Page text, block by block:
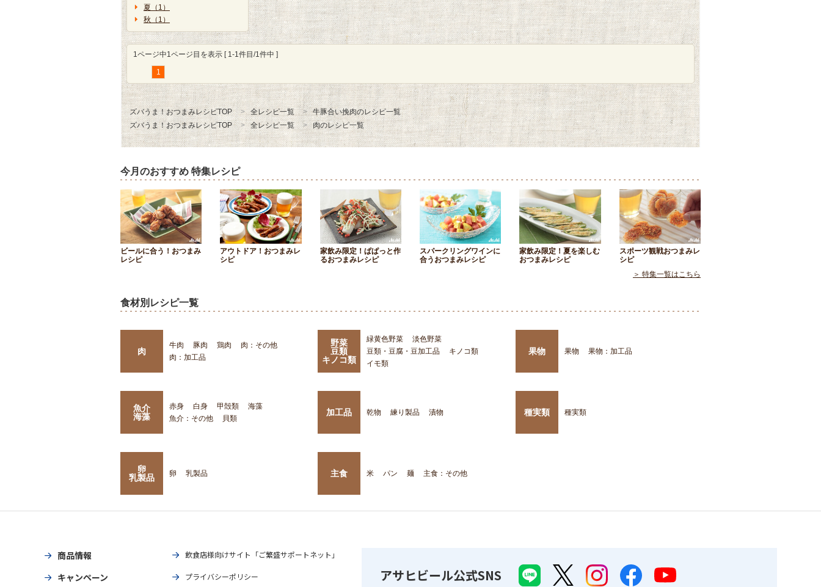
夏（1）
秋（1）
1ページ中1ページ目を表示 [ 1-1件目/1件中 ]
1
ズバうま！おつまみレシピTOP 全レシピ一覧
牛豚合い挽肉のレシピ一覧
ズバうま！おつまみレシピTOP
全レシピ一覧 肉のレシピ一覧
今月のおすすめ 特集レシピ
ビールに合う！おつまみ
レシピ
アウトドア！おつまみレ
シピ
家飲み限定！ぱぱっと作
るおつまみレシピ
スパークリングワインに
合うおつまみレシピ
家飲み限定！夏を楽しむ
おつまみレシピ
スポーツ観戦おつまみレ
シピ
＞ 特集一覧はこちら
食材別レシピ一覧
肉
牛肉 豚肉 鶏肉
肉：その他
肉：加工品
野菜
豆類
キノコ類
緑黄色野菜
淡色野菜
豆類・豆腐・豆加工品
キノコ類
イモ類
果物 果物 果物：加工品
魚介
海藻
赤身 白身 甲殻類
海藻
魚介：その他
貝類
加工品 乾物 練り製品 漬物 種実類 種実類
卵
乳製品
卵 乳製品 主食 米 パン 麺 主食：その他
商品情報
キャンペーン
飲食店様向けサイト「ご繁盛サポートネット」
プライバシーポリシー アサヒビール公式SNS